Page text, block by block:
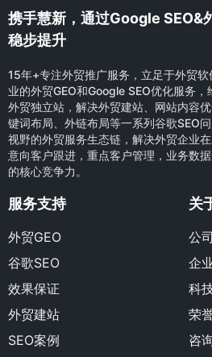
携手慧新，通过Google SEO&
稳步提升
15年+专注外贸推广服务，立足于外贸
业的外贸GEO和Google SEO优化服务
外贸独立站，解决外贸建站、网站内容
键词布局、外链布局等一系列谷歌SEO
视野的外贸服务生态链，解决外贸企业
意向客户跟进，重点客户管理，业务数
的核心竞争力。
服务支持
外贸GEO
谷歌SEO
效果保证
外贸建站
SEO案例
关
公
企
科
荣
咨